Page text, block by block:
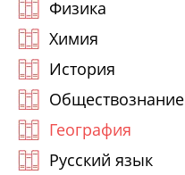
Физика
Химия
История
Обществознание
География
Русский язык